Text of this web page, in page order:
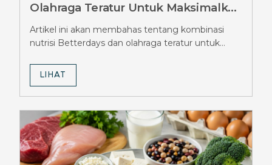
Olahraga Teratur Untuk Maksimalkan
Hasil Diet Ozempic, Wajib Tahu
Strateginya
Artikel ini akan membahas tentang kombinasi
nutrisi Betterdays dan olahraga teratur untuk
LIHAT